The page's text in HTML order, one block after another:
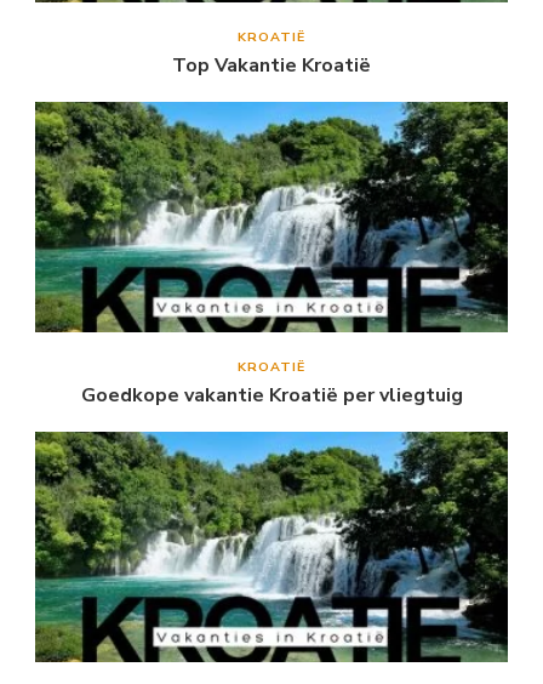
KROATIË
Top Vakantie Kroatië
KROATIË
Goedkope vakantie Kroatië per vliegtuig